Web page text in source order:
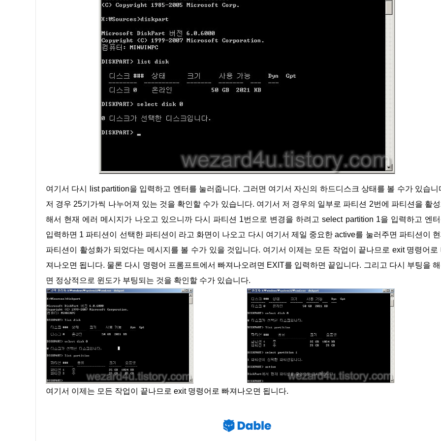
여기서 다시 list partition을 입력하고 엔터를 눌러줍니다. 그러면 여기서 자신의 하드디스크 상태를 볼 수가 있습니다.
저 경우 25기가씩 나누어져 있는 것을 확인할 수가 있습니다. 여기서 저 경우의 일부로 파티션 2번에 파티션을 활
해서 현재 에러 메시지가 나오고 있으니까 다시 파티션 1번으로 변경을 하려고 select partition 1을 입력하고 엔
입력하면 1 파티션이 선택한 파티션이 라고 화면이 나오고 다시 여기서 제일 중요한 active를 눌러주면 파티션이 현
파티션이 활성화가 되었다는 메시지를 볼 수가 있을 것입니다. 여기서 이제는 모든 작업이 끝나므로 exit 명령어로
져나오면 됩니다. 물론 다시 명령어 프롬프트에서 빠져나오려면 EXIT를 입력하면 끝입니다. 그리고 다시 부팅을
면 정상적으로 윈도가 부팅되는 것을 확인할 수가 있습니다.
여기서 이제는 모든 작업이 끝나므로 exit 명령어로 빠져나오면 됩니다.